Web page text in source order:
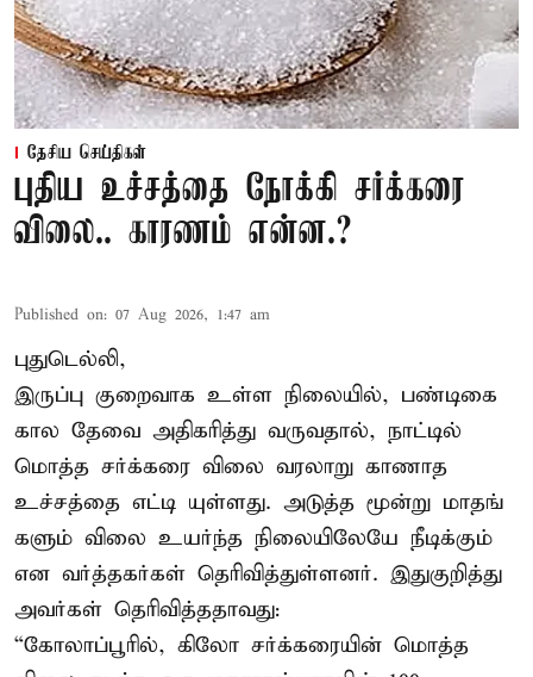
தேசிய செய்திகள்
புதிய உச்சத்தை நோக்கி சர்க்கரை
விலை.. காரணம் என்ன.?
Published on: 07 Aug 2026, 1:47 am
புதுடெல்லி,
இருப்பு குறைவாக உள்ள நிலையில், பண்டிகை
கால தேவை அதிகரித்து வருவதால், நாட்டில்
மொத்த சர்க்கரை விலை வரலாறு காணாத
உச்சத்தை எட்டி யுள்ளது. அடுத்த மூன்று மாதங்
களும் விலை உயர்ந்த நிலையிலேயே நீடிக்கும்
என வர்த்தகர்கள் தெரிவித்துள்ளனர். இதுகுறித்து
அவர்கள் தெரிவித்ததாவது:
“கோலாப்பூரில், கிலோ சர்க்கரையின் மொத்த